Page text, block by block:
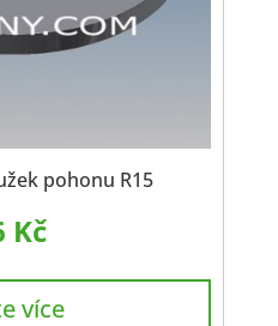
pohonu R15
Kč
více